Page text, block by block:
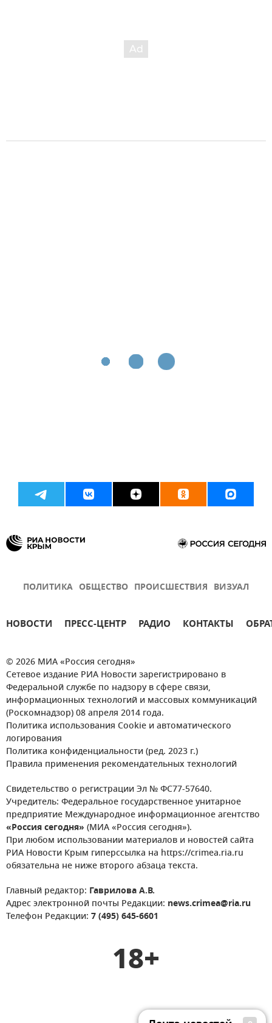
ПОЛИТИКА ОБЩЕСТВО ПРОИСШЕСТВИЯ ВИЗУАЛ
НОВОСТИ ПРЕСС-ЦЕНТР РАДИО КОНТАКТЫ
© 2026 МИА «Россия сегодня»
Сетевое издание РИА Новости зарегистрировано в
Федеральной службе по надзору в сфере связи,
информационных технологий и массовых коммуникаций
(Роскомнадзор) 08 апреля 2014 года.
Политика использования Cookie и автоматического
логирования
Политика конфиденциальности (ред. 2023 г.)
Правила применения рекомендательных технологий
Свидетельство о регистрации Эл № ФС77-57640.
Учредитель: Федеральное государственное унитарное
предприятие Международное информационное агентство
«Россия сегодня» (МИА «Россия сегодня»).
При любом использовании материалов и новостей сайта
РИА Новости Крым гиперссылка на https://crimea.ria.ru
обязательна не ниже второго абзаца текста.
Главный редактор: Гаврилова А.В.
Адрес электронной почты Редакции: news.crimea@ria.ru
Телефон Редакции: 7 (495) 645-6601
18+